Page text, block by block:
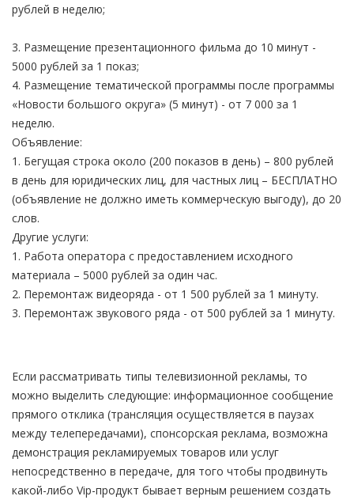
рублей в неделю;
3. Размещение презентационного фильма до 10 минут -
5000 рублей за 1 показ;
4. Размещение тематической программы после программы
«Новости большого округа» (5 минут) - от 7 000 за 1
неделю.
Объявление:
1. Бегущая строка около (200 показов в день) – 800 рублей
в день для юридических лиц, для частных лиц – БЕСПЛАТНО
(объявление не должно иметь коммерческую выгоду), до 20
слов.
Другие услуги:
1. Работа оператора с предоставлением исходного
материала – 5000 рублей за один час.
2. Перемонтаж видеоряда - от 1 500 рублей за 1 минуту.
3. Перемонтаж звукового ряда - от 500 рублей за 1 минуту.
Если рассматривать типы телевизионной рекламы, то
можно выделить следующие: информационное сообщение
прямого отклика (трансляция осуществляется в паузах
между телепередачами), спонсорская реклама, возможна
демонстрация рекламируемых товаров или услуг
непосредственно в передаче, для того чтобы продвинуть
какой-либо Vip-продукт бывает верным решением создать